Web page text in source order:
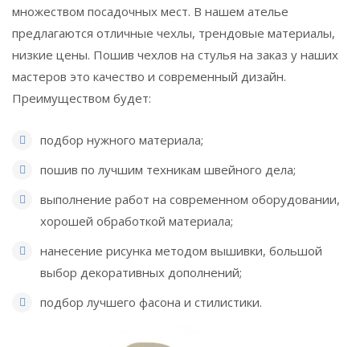
множеством посадочных мест. В нашем ателье
предлагаются отличные чехлы, трендовые материалы,
низкие цены. Пошив чехлов на стулья на заказ у наших
мастеров это качество и современный дизайн.
Преимуществом будет:
подбор нужного материала;
пошив по лучшим техникам швейного дела;
выполнение работ на современном оборудовании,
хорошей обработкой материала;
нанесение рисунка методом вышивки, большой
выбор декоративных дополнений;
подбор лучшего фасона и стилистики.